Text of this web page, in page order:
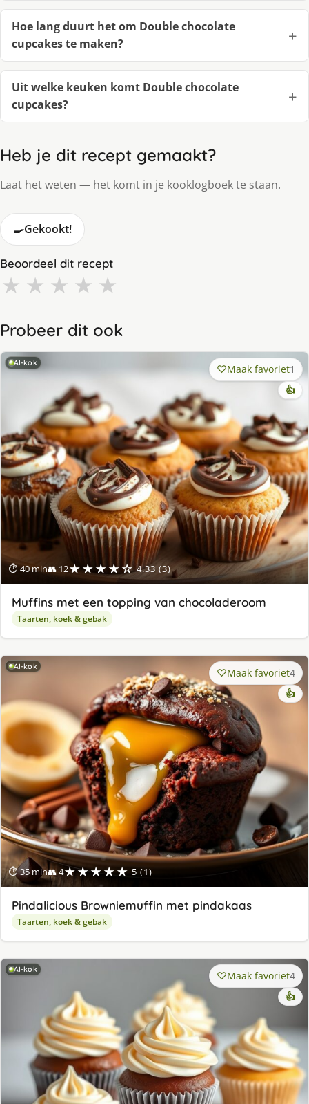
Hoe lang duurt het om Double chocolate
cupcakes te maken?
Uit welke keuken komt Double chocolate
cupcakes?
Heb je dit recept gemaakt?
Laat het weten — het komt in je kooklogboek te staan.
🍳Gekookt!
Beoordeel dit recept
★ ★ ★ ★ ★
Probeer dit ook
AI-kok
⏱ 40 min👥 12★★★★☆ 4.33 (3)
Maak favoriet1
👍
Muffins met een topping van chocoladeroom
Taarten, koek & gebak
AI-kok
⏱ 35 min👥 4★★★★★ 5 (1)
Maak favoriet4
👍
Pindalicious Browniemuffin met pindakaas
Taarten, koek & gebak
AI-kok Maak favoriet4
👍